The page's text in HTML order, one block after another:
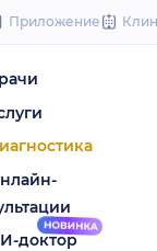
to
Приложение
доктор